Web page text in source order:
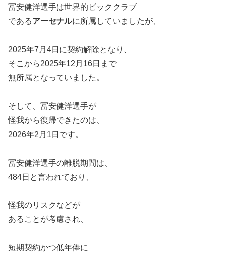
冨安健洋選手は世界的ビッククラブ
であるアーセナルに所属していましたが、
2025年7月4日に契約解除となり、
そこから2025年12月16日まで
無所属となっていました。
そして、冨安健洋選手が
怪我から復帰できたのは、
2026年2月1日です。
冨安健洋選手の離脱期間は、
484日と言われており、
怪我のリスクなどが
あることが考慮され、
短期契約かつ低年俸に